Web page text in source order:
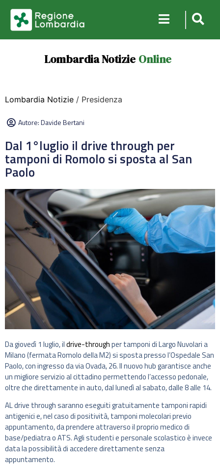
Lombardia Notizie Online
Lombardia Notizie / Presidenza
Autore:Davide Bertani
Dal 1°luglio il drive through per
tamponi di Romolo si sposta al San
Paolo
Da giovedì 1 luglio, ildrive-throughper tamponi di Largo Nuvolari a
Milano (fermata Romolo della M2) si sposta presso l’Ospedale San
Paolo, con ingresso da via Ovada, 26. Il nuovo hub garantisce anche
un migliore servizio al cittadino permettendo l’accesso pedonale,
oltre che direttamente in auto, dal lunedì al sabato, dalle 8 alle 14.
AL drive through saranno eseguiti gratuitamente tamponi rapidi
antigenici e, nel caso di positività, tamponi molecolari previo
appuntamento, da prendere attraverso il proprio medico di
base/pediatra o ATS. Agli studenti e personale scolastico è invece
data la possibilità di accedere direttamente senza
appuntamento.